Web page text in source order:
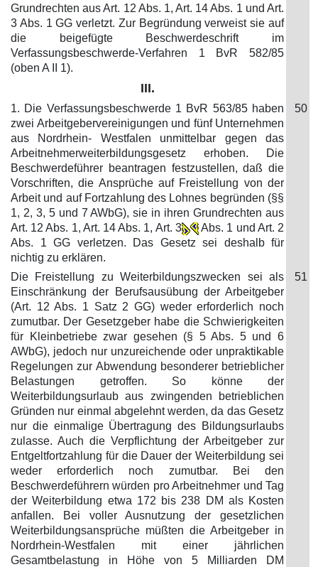
Grundrechten aus Art. 12 Abs. 1, Art. 14 Abs. 1 und Art.
3 Abs. 1 GG verletzt. Zur Begründung verweist sie auf
die beigefügte Beschwerdeschrift im
Verfassungsbeschwerde-Verfahren 1 BvR 582/85
(oben A II 1).
III.
1. Die Verfassungsbeschwerde 1 BvR 563/85 haben
zwei Arbeitgebervereinigungen und fünf Unternehmen
aus Nordrhein- Westfalen unmittelbar gegen das
Arbeitnehmerweiterbildungsgesetz erhoben. Die
Beschwerdeführer beantragen festzustellen, daß die
Vorschriften, die Ansprüche auf Freistellung von der
Arbeit und auf Fortzahlung des Lohnes begründen (§§
1, 2, 3, 5 und 7 AWbG), sie in ihren Grundrechten aus
Art. 12 Abs. 1, Art. 14 Abs. 1, Art. 3
Abs. 1 und Art. 2
Abs. 1 GG verletzen. Das Gesetz sei deshalb für
nichtig zu erklären.
50
Die Freistellung zu Weiterbildungszwecken sei als
Einschränkung der Berufsausübung der Arbeitgeber
(Art. 12 Abs. 1 Satz 2 GG) weder erforderlich noch
zumutbar. Der Gesetzgeber habe die Schwierigkeiten
für Kleinbetriebe zwar gesehen (§ 5 Abs. 5 und 6
AWbG), jedoch nur unzureichende oder unpraktikable
Regelungen zur Abwendung besonderer betrieblicher
Belastungen getroffen. So könne der
Weiterbildungsurlaub aus zwingenden betrieblichen
Gründen nur einmal abgelehnt werden, da das Gesetz
nur die einmalige Übertragung des Bildungsurlaubs
zulasse. Auch die Verpflichtung der Arbeitgeber zur
Entgeltfortzahlung für die Dauer der Weiterbildung sei
weder erforderlich noch zumutbar. Bei den
Beschwerdeführern würden pro Arbeitnehmer und Tag
der Weiterbildung etwa 172 bis 238 DM als Kosten
anfallen. Bei voller Ausnutzung der gesetzlichen
Weiterbildungsansprüche müßten die Arbeitgeber in
Nordrhein-Westfalen mit einer jährlichen
Gesamtbelastung in Höhe von 5 Milliarden DM
51